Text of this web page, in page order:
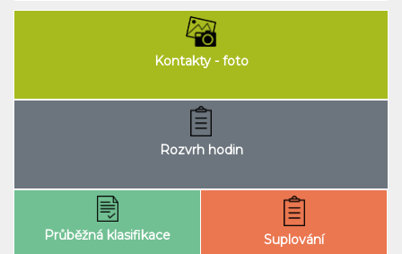
Kontakty - foto
Rozvrh hodin
Průběžná klasifikace Suplování